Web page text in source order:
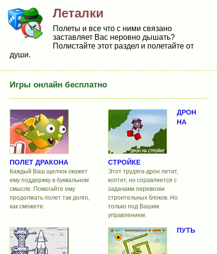
Леталки
Полеты и все что с ними связано
заставляет Вас неровно дышать?
Полистайте этот раздел и полетайте от
души.
Игры онлайн бесплатно
ПОЛЕТ ДРАКОНА
Каждый Ваш щелчок окажет
ему поддержку в буквальном
смысле. Помогайте ему
продолжать полет так долго,
как сможете.
ДРОН
НА
СТРОЙКЕ
Этот трудяга-дрон летит,
коптит, но справляется с
задачами перевозки
строительных блоков. Но
только под Вашим
управлением.
ПУТЬ